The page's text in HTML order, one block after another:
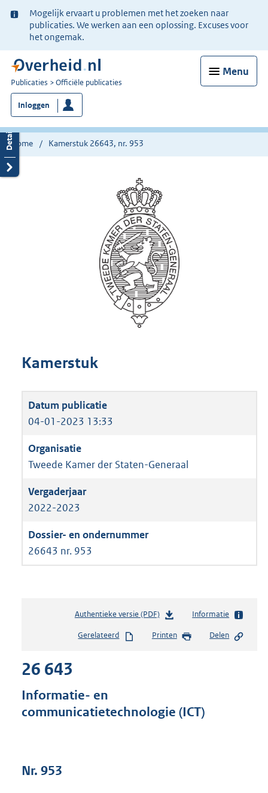
Ter
informatie:
Mogelijk ervaart u problemen met het zoeken naar
publicaties. We werken aan een oplossing. Excuses voor
het ongemak.
Menu
U
bent
nu
hier:
Publicaties Officiële publicaties
Inloggen
Home Kamerstuk 26643, nr. 953
Kamerstuk
04-01-2023 13:33
Tweede Kamer der Staten-Generaal
2022-2023
26643 nr. 953
Authentieke versie (PDF)b
s
g
Informatie
Gerelateerd Printen Delen
26 643
Informatie- en
communicatietechnologie (ICT)
Nr. 953